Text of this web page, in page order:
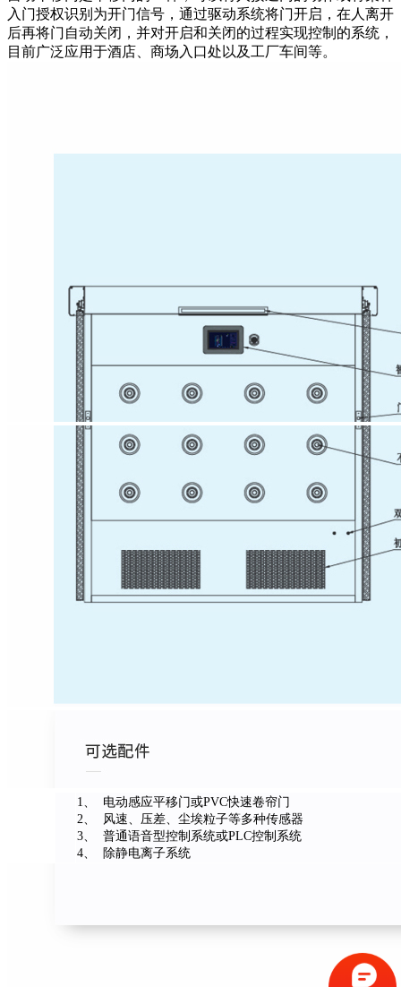
入门授权识别为开门信号，通过驱动系统将门开启，在人离开
后再将门自动关闭， 并对开启和关闭的过程实现控制的系统，
目前广泛应用于酒店、 商场入口处以及工厂车间等。
1、 电动感应平移门或PVC快速卷帘门
2、 风速、压差、尘埃粒子等多种传感器
3、 普通语音型控制系统或PLC控制系统
4、 除静电离子系统